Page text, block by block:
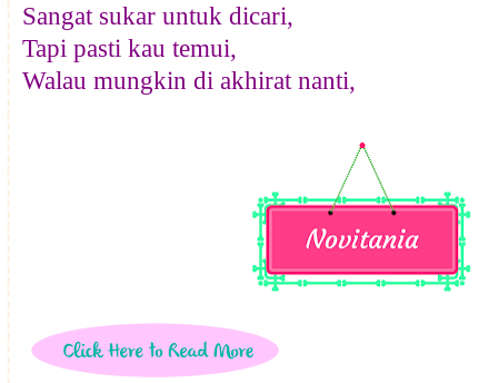
Sangat sukar untuk dicari,
Tapi pasti kau temui,
Walau mungkin di akhirat nanti,